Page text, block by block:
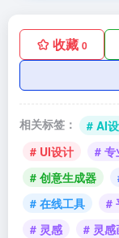
收藏 0
相关标签： # AI
# UI设计
# 专
# 创意生成器
# 在线工具
#
# 灵感
# 灵感